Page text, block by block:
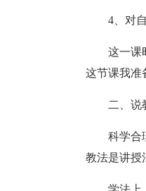
4、对
这一课
这节课我准
二、说
科学合
教法是讲授